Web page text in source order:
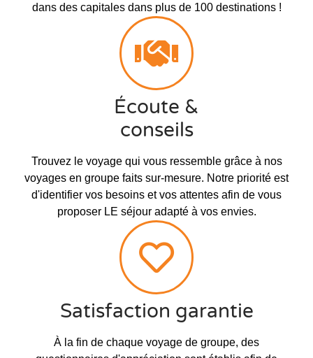
dans des capitales dans plus de 100 destinations !
Écoute &
conseils
Trouvez le voyage qui vous ressemble grâce à nos
voyages en groupe faits sur-mesure. Notre priorité est
d'identifier vos besoins et vos attentes afin de vous
proposer LE séjour adapté à vos envies.
Satisfaction garantie
À la fin de chaque voyage de groupe, des